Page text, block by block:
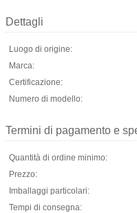
Dettagli
Luogo di origine:
Marca:
Certificazione:
Numero di modello:
Termini di pagamento e
Quantità di ordine minimo:
Prezzo:
Imballaggi particolari:
Tempi di consegna: